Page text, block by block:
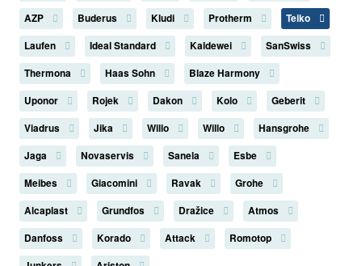
AZP
Buderus Kludi Protherm
Teiko
Laufen
Ideal Standard Kaldewei
SanSwiss
Thermona
Haas Sohn
Blaze Harmony
Uponor
Rojek Dakon Kolo
Geberit
Viadrus
Jika Willo Willo
Hansgrohe
Jaga
Novaservis Sanela
Esbe
Meibes
Giacomini Ravak
Grohe
Alcaplast
Grundfos Dražice
Atmos
Danfoss
Korado Attack
Romotop